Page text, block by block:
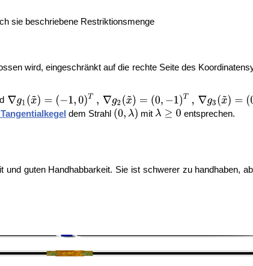
sie beschriebene Restriktionsmenge
wird, eingeschränkt auf die rechte Seite des
dem Strahl mit entsprechen.
guten Handhabbarkeit. Sie ist schwerer zu handhaben,